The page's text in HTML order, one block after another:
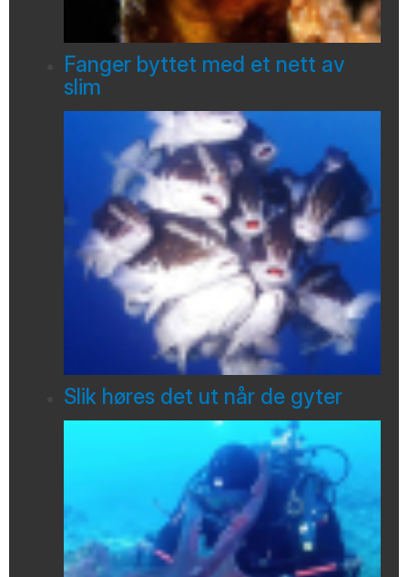
Fanger byttet med et nett av
slim
Slik høres det ut når de gyter